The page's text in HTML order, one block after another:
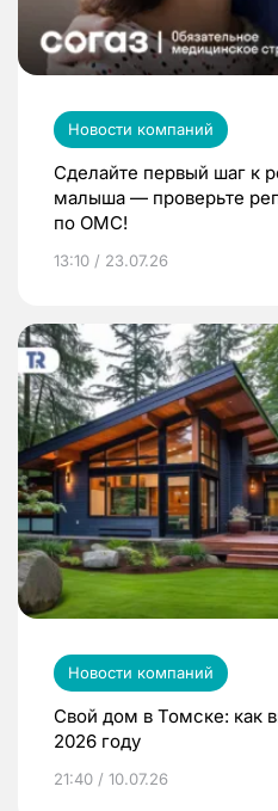
Новости компаний
Сделайте первый шаг к
малыша — проверьте
по ОМС!
13:10 / 23.07.26
Новости компаний
Свой дом в Томске: как
2026 году
21:40 / 10.07.26